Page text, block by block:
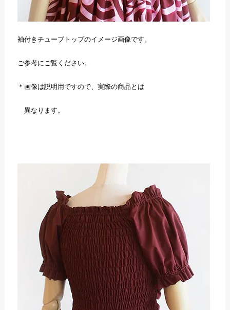
袖付きチューブトップのイメージ画像です。
ご参考にご覧ください。
＊画像は説明用ですので、実際の商品とは
異なります。